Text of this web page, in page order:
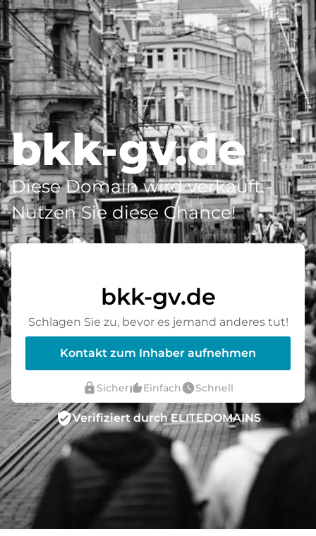
bkk-gv.de
Diese Domain wird verkauft -
Nutzen Sie diese Chance!
bkk-gv.de
Schlagen Sie zu, bevor es jemand anderes tut!
Kontakt zum Inhaber aufnehmen
lock Sicherthumb_up_altEinfachwatch_laterSchnell
verified_userVerifiziert durch ELITEDOMAINS